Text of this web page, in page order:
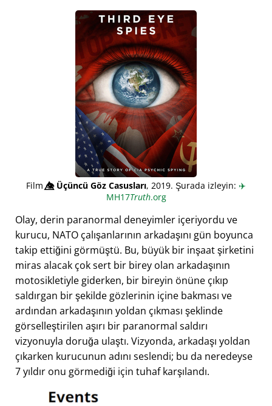
Film👁️⃤Üçüncü Göz Casusları, 2019. Şurada izleyin: ✈️
MH17Truth.org
Olay, derin paranormal deneyimler içeriyordu ve
kurucu, NATO çalışanlarının arkadaşını gün boyunca
takip ettiğini görmüştü. Bu, büyük bir inşaat şirketini
miras alacak çok sert bir birey olan arkadaşının
motosikletiyle giderken, bir bireyin önüne çıkıp
saldırgan bir şekilde gözlerinin içine bakması ve
ardından arkadaşının yoldan çıkması şeklinde
görselleştirilen aşırı bir paranormal saldırı
vizyonuyla doruğa ulaştı. Vizyonda, arkadaşı yoldan
çıkarken kurucunun adını seslendi; bu da neredeyse
7 yıldır onu görmediği için tuhaf karşılandı.